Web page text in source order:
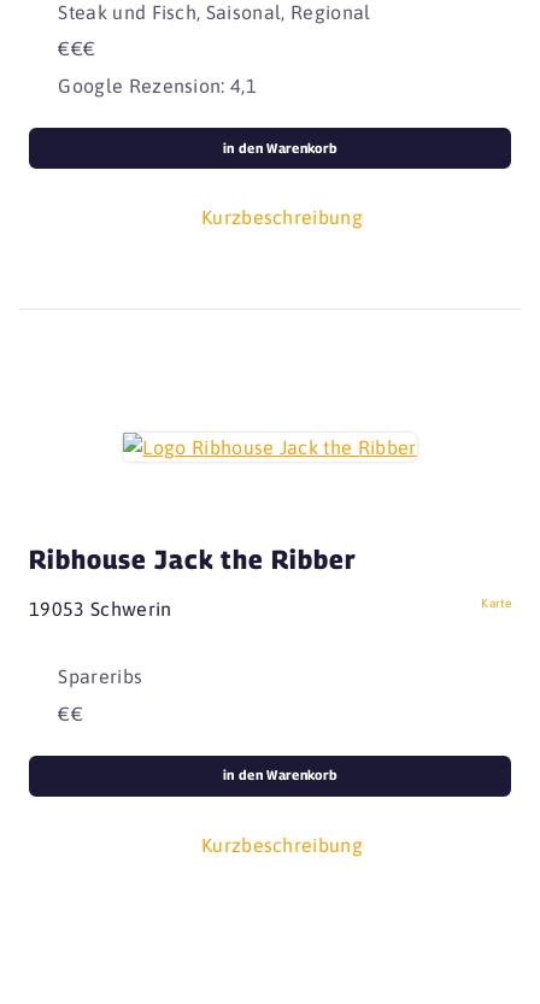
Steak und Fisch, Saisonal, Regional
€€€
Google Rezension: 4,1
Kurzbeschreibung
in den Warenkorb
Ribhouse Jack the Ribber
19053 Schwerin Karte
Spareribs
€€
Kurzbeschreibung
in den Warenkorb